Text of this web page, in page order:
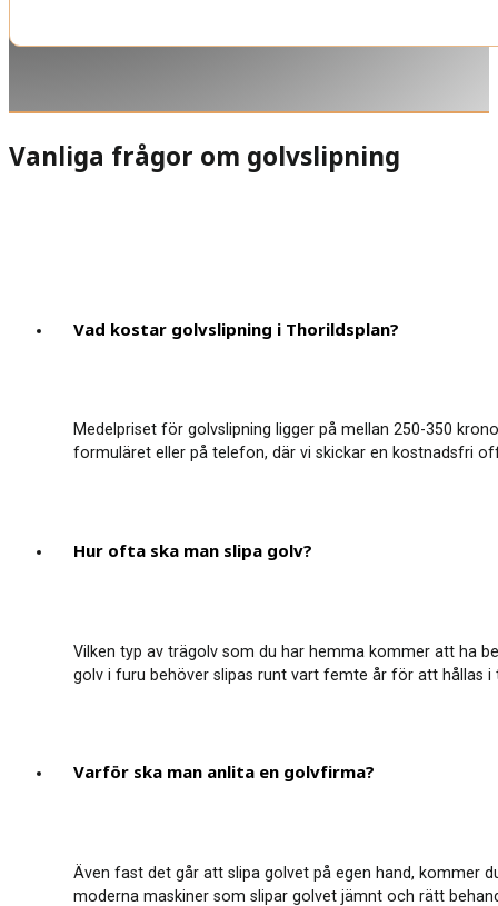
Vanliga frågor om golvslipning
Vad kostar golvslipning i Thorildsplan?
Medelpriset för golvslipning ligger på mellan 250-350
formuläret eller på telefon, där vi skickar en kostnadsfri
Hur ofta ska man slipa golv?
Vilken typ av trägolv som du har hemma kommer att ha
golv i furu behöver slipas runt vart femte år för att hållas
Varför ska man anlita en golvfirma?
Även fast det går att slipa golvet på egen hand, kommer
moderna maskiner som slipar golvet jämnt och rätt